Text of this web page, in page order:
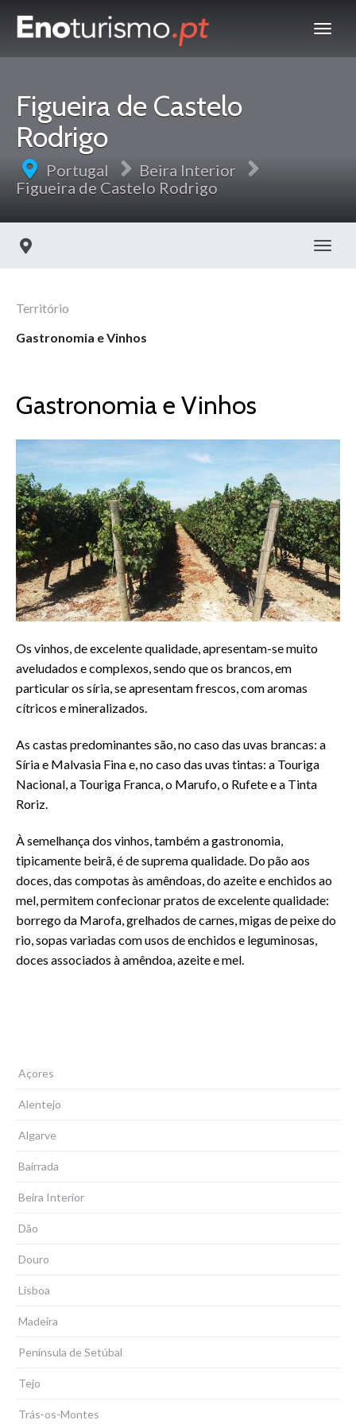
Figueira de Castelo
Rodrigo
Portugal
Beira Interior
Figueira de Castelo Rodrigo
Território
Gastronomia e Vinhos
Gastronomia e Vinhos
Os vinhos, de excelente qualidade, apresentam-se muito
aveludados e complexos, sendo que os brancos, em
particular os síria, se apresentam frescos, com aromas
cítricos e mineralizados.
As castas predominantes são, no caso das uvas brancas: a
Síria e Malvasia Fina e, no caso das uvas tintas: a Touriga
Nacional, a Touriga Franca, o Marufo, o Rufete e a Tinta
Roriz.
À semelhança dos vinhos, também a gastronomia,
tipicamente beirã, é de suprema qualidade. Do pão aos
doces, das compotas às amêndoas, do azeite e enchidos ao
mel, permitem confecionar pratos de excelente qualidade:
borrego da Marofa, grelhados de carnes, migas de peixe do
rio, sopas variadas com usos de enchidos e leguminosas,
doces associados à amêndoa, azeite e mel.
Açores
Alentejo
Algarve
Bairrada
Beira Interior
Dão
Douro
Lisboa
Madeira
Península de Setúbal
Tejo
Trás-os-Montes